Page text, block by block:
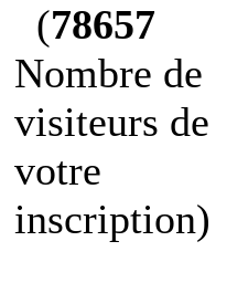
(78657
Nombre de
visiteurs de
votre
inscription)